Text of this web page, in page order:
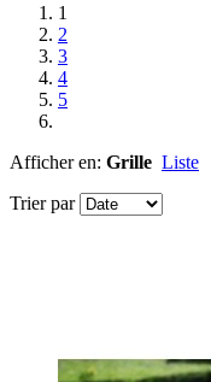
1
2
3
4
5
Afficher en: Grille Liste
Trier par